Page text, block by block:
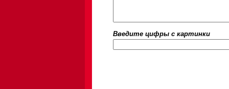
Введите цифры c картинки